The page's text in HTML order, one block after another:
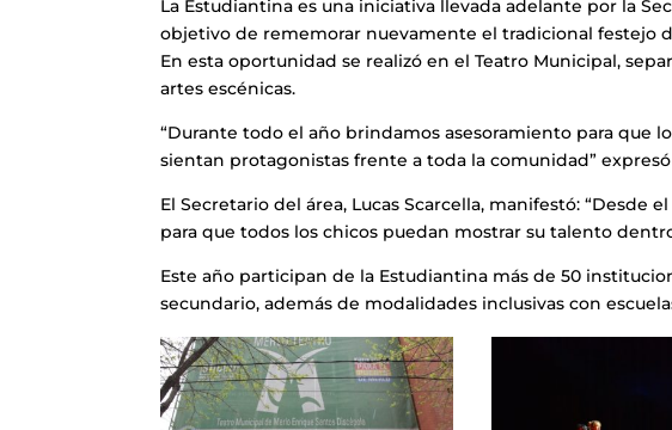
La Estudiantina es una iniciativa llevada adelante por la
objetivo de rememorar nuevamente el tradicional festejo
En esta oportunidad se realizó en el Teatro Municipal,
artes escénicas.
“Durante todo el año brindamos asesoramiento para que
sientan protagonistas frente a toda la comunidad”
El Secretario del área, Lucas Scarcella, manifestó:
para que todos los chicos puedan mostrar su talento
Este año participan de la Estudiantina más de 50
secundario, además de modalidades inclusivas con